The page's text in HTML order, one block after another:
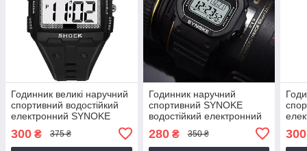
Годинник великі наручний
спортивний водостійкий
електронний SYNOKE
300 ₴ 375 ₴
Годинник наручний
спортивний SYNOKE
водостійкий електронний
280₴ 350 ₴ 300